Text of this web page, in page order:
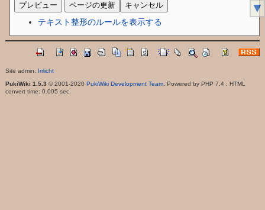
テキスト整形のルールを表示する
Site admin: Irrlicht
PukiWiki 1.5.3 © 2001-2020 PukiWiki Development Team. Powered by PHP 7.4 : HTML
convert time: 0.005 sec.
▼